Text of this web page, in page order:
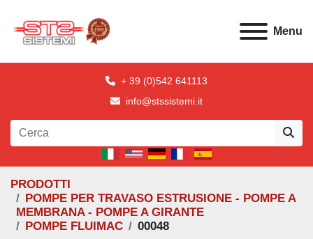
Menu
+ 39 (0)542 641113
info@stssistemi.it
PRODOTTI
POMPE PER TRAVASO ESTRUSIONE - POMPE A
MEMBRANA - POMPE A GIRANTE
POMPE FLUIMAC
00048